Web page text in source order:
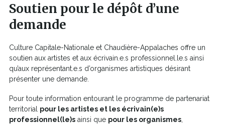
Soutien pour le dépôt d’une
demande
Culture Capitale-Nationale et Chaudière-Appalaches offre un
soutien aux artistes et aux écrivain.e.s professionnel.le.s ainsi
qu’aux représentant.e.s d’organismes artistiques désirant
présenter une demande.
Pour toute information entourant le programme de partenariat
territorial pour les artistes et les écrivain(e)s
professionnel(le)s ainsi que pour les organismes